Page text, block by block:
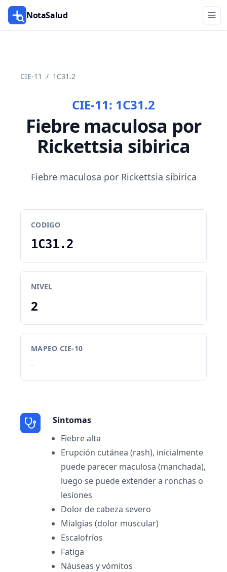
NotaSalud
CIE-11 / 1C31.2
CIE-11: 1C31.2
Fiebre maculosa por
Rickettsia sibirica
Fiebre maculosa por Rickettsia sibirica
CODIGO
1C31.2
NIVEL
2
MAPEO CIE-10
-
Sintomas
Fiebre alta
Erupción cutánea (rash), inicialmente
puede parecer maculosa (manchada),
luego se puede extender a ronchas o
lesiones
Dolor de cabeza severo
Mialgias (dolor muscular)
Escalofríos
Fatiga
Náuseas y vómitos